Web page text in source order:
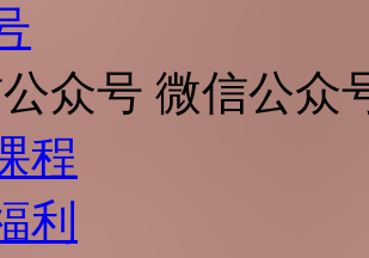
微信公众
程
利